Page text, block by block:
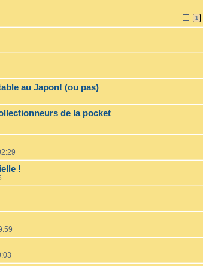
1
au Japon! (ou pas)
de la pocket
!